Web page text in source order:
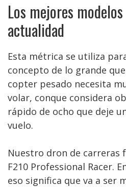
Los mejores
actualidad
Esta métrica se utiliza
concepto de lo grande
copter pesado necesita
volar, conque considera
rápido de ocho que deje
vuelo.
Nuestro dron de carreras
F210 Professional Racer.
eso significa que va a ser